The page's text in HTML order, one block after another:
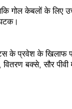
गोल केबलों के लिए
के प्रवेश के खिलाफ
बक्से, सौर पीवी